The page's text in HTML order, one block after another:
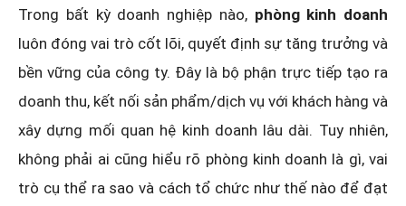
Trong bất kỳ doanh nghiệp nào, phòng kinh doanh
luôn đóng vai trò cốt lõi, quyết định sự tăng trưởng và
bền vững của công ty. Đây là bộ phận trực tiếp tạo ra
doanh thu, kết nối sản phẩm/dịch vụ với khách hàng và
xây dựng mối quan hệ kinh doanh lâu dài. Tuy nhiên,
không phải ai cũng hiểu rõ phòng kinh doanh là gì, vai
trò cụ thể ra sao và cách tổ chức như thế nào để đạt